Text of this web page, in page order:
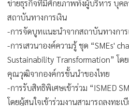
ข่ายธุรกิจที่มีศักยภาพทั้งผู้บริหาร บุคล
สถาบันทางการเงิน
-การจัดบูทแนะนำจากสถาบันทางการ
-การเสวนาองค์ความรู้ ชุด “SMEs'
Sustainability Transformation” โด
คุณวุฒิจากองค์กรชั้นนำของไทย
-การรับสิทธิพิเศษเข้าร่วม “ISMED
โดยผู้สนใจเข้าร่วมงานสามารถลงทะเ